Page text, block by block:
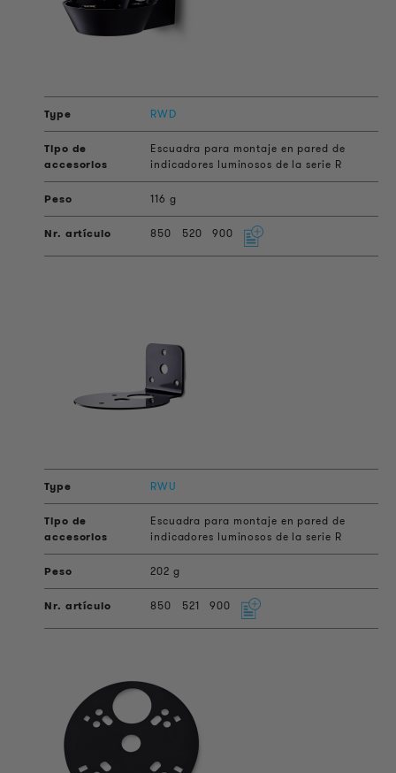
RWD
Escuadra para montaje en pared de
indicadores luminosos de la serie R
116 g
850 520 900
RWU
Escuadra para montaje en pared de
indicadores luminosos de la serie R
202 g
850 521 900